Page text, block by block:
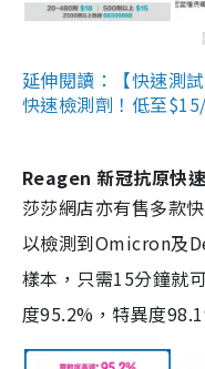
延伸閱讀：【快速測
快速檢測劑！低至
Reagen 新冠抗原快
莎莎網店亦有售多款
以檢測到Omicron及
樣本，只需15分鐘就
度95.2%，特異度